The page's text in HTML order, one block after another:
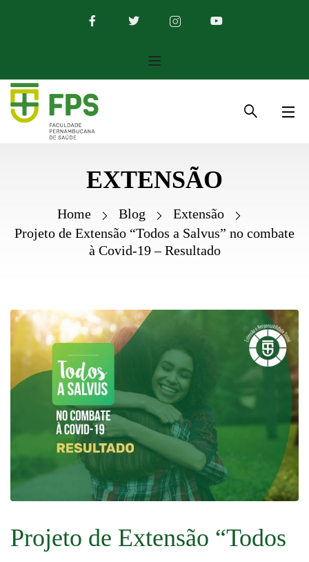
EXTENSÃO
Home Blog
Extensão
Projeto de Extensão “Todos a Salvus” no combate
à Covid-19 – Resultado
Projeto de Extensão “Todos